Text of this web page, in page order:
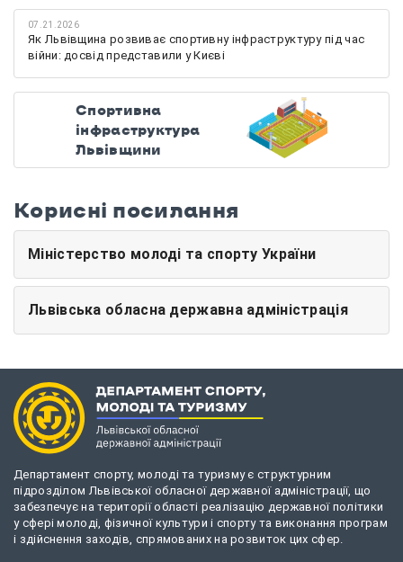
07.21.2026
Як Львівщина розвиває спортивну інфраструктуру під час
війни: досвід представили у Києві
Спортивна
інфраструктура
Львівщини
Корисні посилання
Міністерство молоді та спорту України
Львівська обласна державна адміністрація
Департамент спорту, молоді та туризму є структурним
підрозділом Львівської обласної державної адміністрації, що
забезпечує на території області реалізацію державної політики
у сфері молоді, фізичної культури і спорту та виконання програм
і здійснення заходів, спрямованих на розвиток цих сфер.